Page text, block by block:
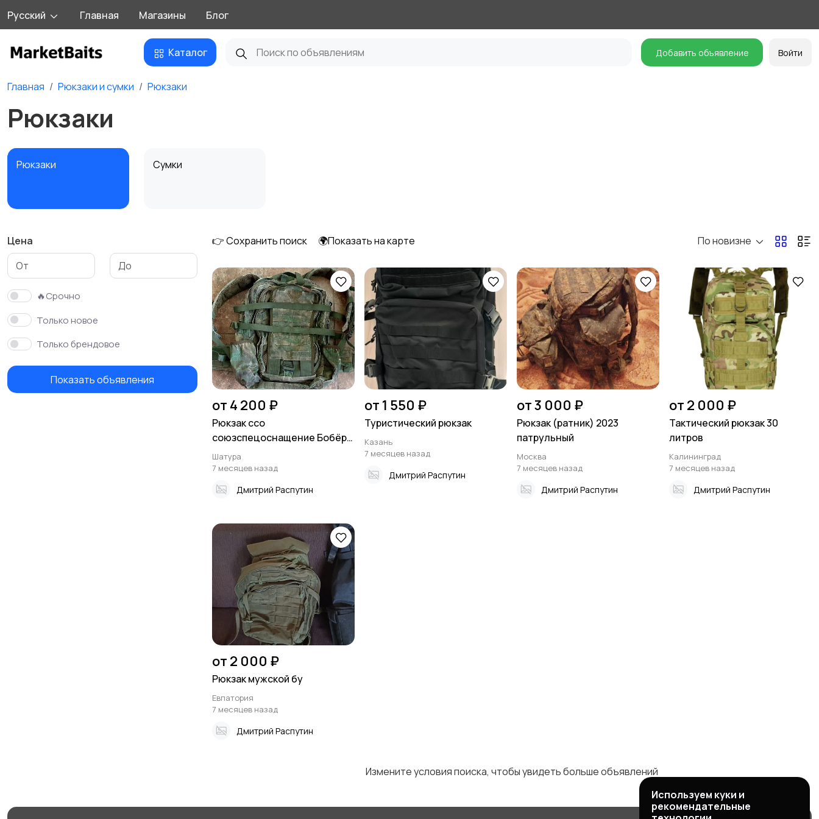
Русский Главная Магазины Блог
Каталог Добавить объявление Войти
Главная Рюкзаки и сумки Рюкзаки
Рюкзаки
Рюкзаки Сумки
Цена
🔥Срочно
Только новое
Только брендовое
Показать объявления
👉 Сохранить поиск 🌍Показать на карте По новизне
от 4 200 ₽
Рюкзак ссо
союзспецоснащение Бобёр-
м
Шатура
7 месяцев назад
Дмитрий Распутин
от 1 550 ₽
Туристический рюкзак
Казань
7 месяцев назад
Дмитрий Распутин
от 3 000 ₽
Рюкзак (ратник) 2023
патрульный
Москва
7 месяцев назад
Дмитрий Распутин
от 2 000 ₽
Тактический рюкзак 30
литров
Калининград
7 месяцев назад
Дмитрий Распутин
от 2 000 ₽
Рюкзак мужской бу
Евпатория
7 месяцев назад
Дмитрий Распутин
Измените условия поиска, чтобы увидеть больше объявлений
Используем куки и
рекомендательные